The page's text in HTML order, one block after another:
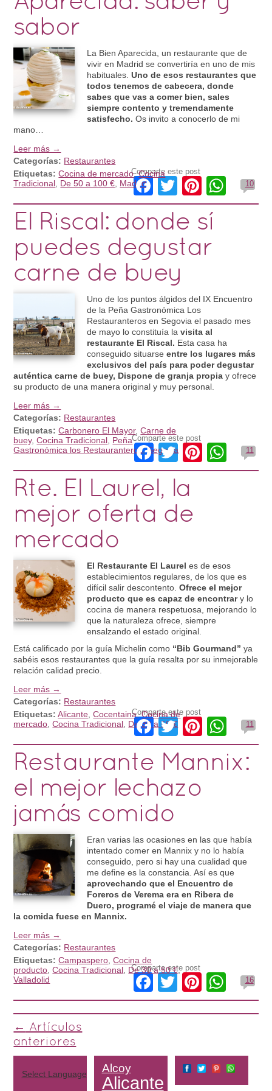
sabor
La Bien Aparecida, un restaurante que de
vivir en Madrid se convertiría en uno de mis
habituales.Uno de esos restaurantes que
todos tenemos de cabecera, donde
sabes que vas a comer bien, sales
siempre contento y tremendamente
satisfecho. Os invito a conocerlo de mi
mano…
Leer más →
Categorías: Restaurantes
Etiquetas: Cocina de mercado,Cocina
Tradicional De 50 a 100 € Madrid
Comparte este post
Facebook
Twitter 10
El Riscal: donde sí
puedes degustar
carne de buey
Uno de los puntos álgidos del IX Encuentro
de la Peña Gastronómica Los
Restauranteros en Segovia el pasado mes
de mayo lo constituía lavisita al
restaurante El Riscal. Esta casa ha
conseguido situarseentre los lugares más
exclusivos del país para poder degustar
auténtica carne de buey, Dispone de granja propia y ofrece
su producto de una manera original y muy personal.
Leer más →
Categorías: Restaurantes
Etiquetas: Carbonero El Mayor,Carne de
buey,Cocina Tradicional Peña
Gastronómica los Restauranteros,Segovia
Comparte este post
Facebook
Twitter 11
Rte. El Laurel, la
mejor oferta de
mercado
El Restaurante El Laurel es de esos
establecimientos regulares, de los que es
difícil salir descontento.Ofrece el mejor
producto que es capaz de encontrary lo
cocina de manera respetuosa, mejorando lo
que la naturaleza ofrece, siempre
ensalzando el estado original.
Está calificado por la guía Michelin como “Bib Gourmand” ya
sabéis esos restaurantes que la guía resalta por su inmejorable
relación calidad precio.
Leer más →
Categorías: Restaurantes
Etiquetas: Alicante ,Cocentaina,Cocina de
mercado ,Cocina Tradicional De 30 a 50 €
Comparte este post
Facebook
Twitter 11
Restaurante Mannix:
el mejor lechazo
jamás comido
Eran varias las ocasiones en las que había
intentado comer en Mannix y no lo había
conseguido, pero si hay una cualidad que
me define es la constancia. Así es que
aprovechando que el Encuentro de
Foreros de Verema era en Ribera de
Duero, programé el viaje de manera que
la comida fuese en Mannix.
Leer más →
Categorías: Restaurantes
Etiquetas: Campaspero ,Cocina de
producto ,Cocina Tradicional De 30 a 50 €,
Valladolid
Comparte este post
Facebook
Twitter 16
Post navigation
←
Artículos
anteriores
Select Language Alcoy
Alicante